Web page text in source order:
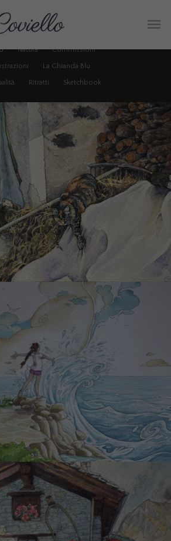
Natura Commissioni
La Ghianda Blu
Ritratti Sketchbook